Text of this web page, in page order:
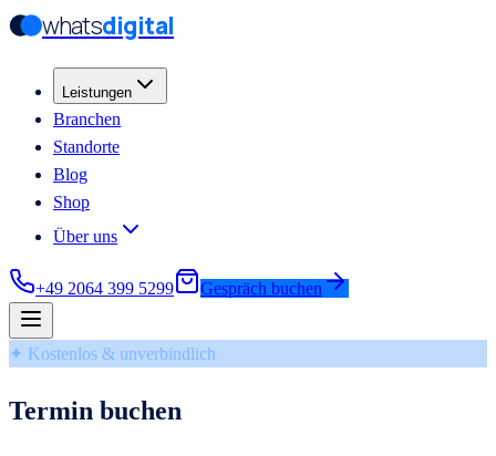
Zum Hauptinhalt springen
Zum Hauptinhalt springen
whatsdigital
Leistungen
Branchen
Standorte
Blog
Shop
Über uns
+49 2064 399 5299 Gespräch buchen
✦ Kostenlos & unverbindlich
Termin buchen